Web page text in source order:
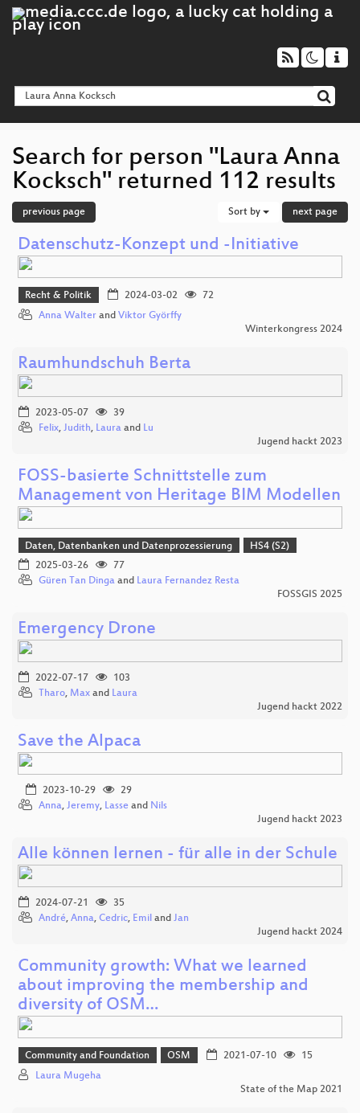
Search for person "Laura Anna
Kocksch" returned 112 results
previous page Sort by next page
Datenschutz-Konzept und -Initiative
Recht & Politik 2024-03-02
72
Anna Walter and Viktor Györffy
Winterkongress 2024
Raumhundschuh Berta
2023-05-07
39
Felix, Judith, Laura and Lu
Jugend hackt 2023
FOSS-basierte Schnittstelle zum
Management von Heritage BIM Modellen
Daten, Datenbanken und Datenprozessierung
HS4 (S2)
2025-03-26
77
Güren Tan Dinga and Laura Fernandez Resta
FOSSGIS 2025
Emergency Drone
2022-07-17
103
Tharo, Max and Laura
Jugend hackt 2022
Save the Alpaca
2023-10-29
29
Anna, Jeremy, Lasse and Nils
Jugend hackt 2023
Alle können lernen - für alle in der Schule
2024-07-21
35
André, Anna, Cedric, Emil and Jan
Jugend hackt 2024
Community growth: What we learned
about improving the membership and
diversity of OSM…
Community and Foundation OSM 2021-07-10
15
Laura Mugeha
State of the Map 2021